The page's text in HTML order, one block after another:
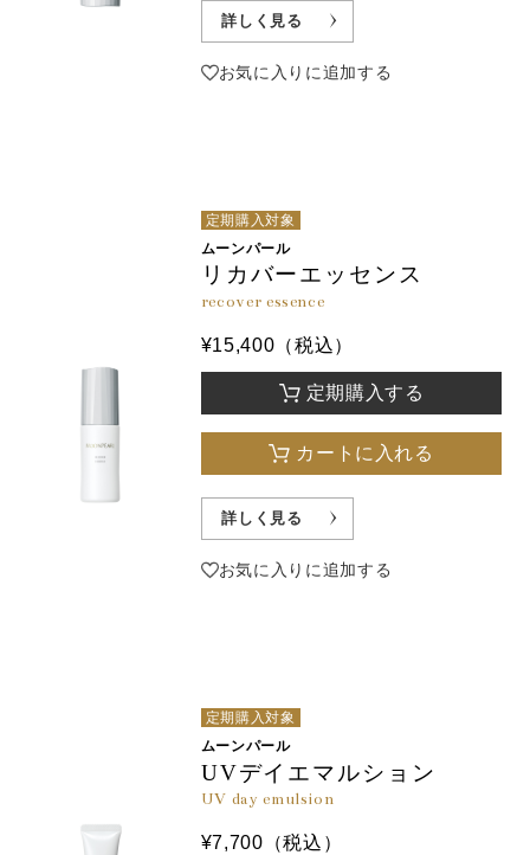
詳しく見る
お気に入りに追加する
定期購入対象
ムーンパール
リカバーエッセンス
recover essence
¥15,400（税込）
定期購入する
カートに入れる
詳しく見る
お気に入りに追加する
定期購入対象
ムーンパール
UVデイエマルション
UV day emulsion
¥7,700（税込）